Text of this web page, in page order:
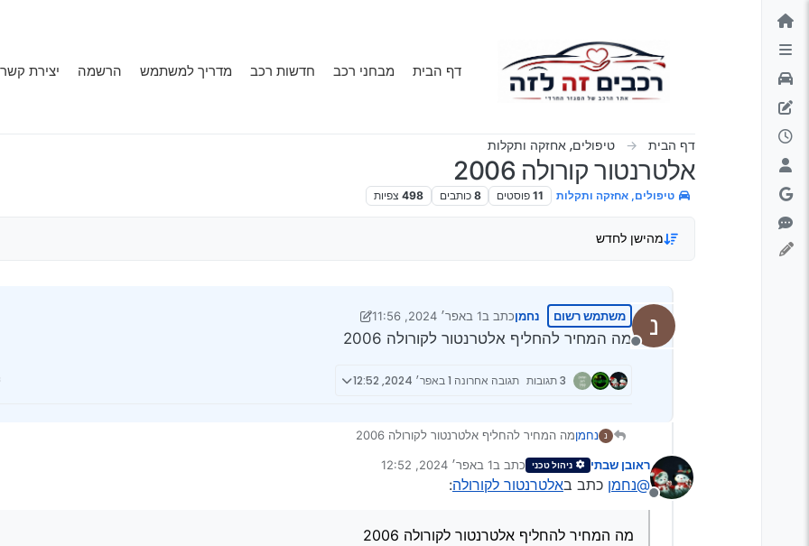
דילוג לתוכן
דף הבית מבחני רכב חדשות רכב מדריך למשתמש הרשמה יצירת קשר
דף הבית טיפולים, אחזקה ותקלות
אלטרנטור קורולה 2006
טיפולים, אחזקה ותקלות 11 פוסטים 8 כותבים 498 צפיות
מהישן לחדש
נ
מנותק
משתמש רשום נחמןכתב ב1 באפר׳ 2024, 11:56
נערך לאחרונה על ידי מאיר4 ביולי 2024, 3:48
מה המחיר להחליף אלטרנטור לקורולה 2006
3 תגובות תגובה אחרונה 1 באפר׳ 2024, 12:52
נ נחמןמה המחיר להחליף אלטרנטור לקורולה 2006
מנותק
ראובן שבתי ניהול טכני כתב ב1 באפר׳ 2024, 12:52
נערך לאחרונה על ידי
@נחמן כתב באלטרנטור לקורולה:
מה המחיר להחליף אלטרנטור לקורולה 2006